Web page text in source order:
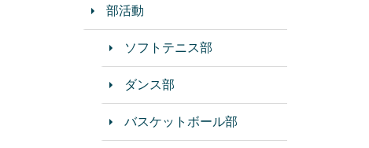
部活動
ソフトテニス部
ダンス部
バスケットボール部